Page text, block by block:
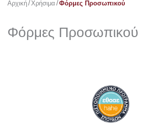
Αρχική Χρήσιμα Φόρμες Προσωπικού
Φόρμες Προσωπικού